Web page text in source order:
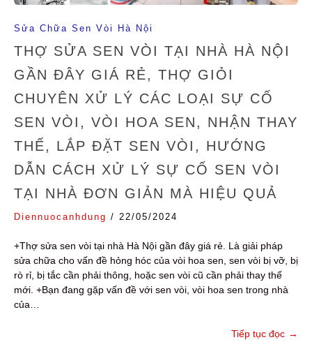
Sửa Chữa Sen Vòi Hà Nội
THỢ SỬA SEN VÒI TẠI NHÀ HÀ NỘI
GẦN ĐÂY GIÁ RẺ, THỢ GIỎI
CHUYÊN XỬ LÝ CÁC LOẠI SỰ CỐ
SEN VÒI, VÒI HOA SEN, NHẬN THAY
THẾ, LẮP ĐẶT SEN VÒI, HƯỚNG
DẪN CÁCH XỬ LÝ SỰ CỐ SEN VÒI
TẠI NHÀ ĐƠN GIẢN MÀ HIỆU QUẢ
Diennuocanhdung / 22/05/2024
+Thợ sửa sen vòi tại nhà Hà Nội gần đây giá rẻ. Là giải pháp
sửa chữa cho vấn đề hỏng hóc của vòi hoa sen, sen vòi bị vỡ, bị
rò rỉ, bị tắc cần phải thông, hoặc sen vòi cũ cần phải thay thế
mới. +Bạn đang gặp vấn đề với sen vòi, vòi hoa sen trong nhà
của…
Tiếp tục đọc →